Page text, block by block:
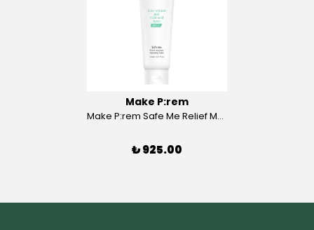
Make P:rem
Make P:rem Safe Me Relief Moisture Cleansing Foam 150ml
₺ 925.00